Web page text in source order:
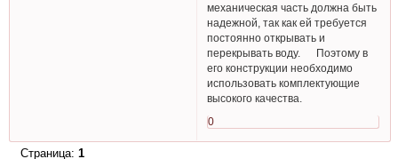
механическая часть должна быть
надежной, так как ей требуется
постоянно открывать и
перекрывать воду. Поэтому в
его конструкции необходимо
использовать комплектующие
высокого качества.
0
Страница: 1